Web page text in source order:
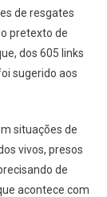
de resgates
pretexto de
dos 605 links
sugerido aos
situações de
vivos, presos
de
acontece com